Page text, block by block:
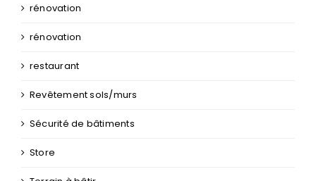
rénovation
rénovation
restaurant
Revêtement sols/murs
Sécurité de bâtiments
Store